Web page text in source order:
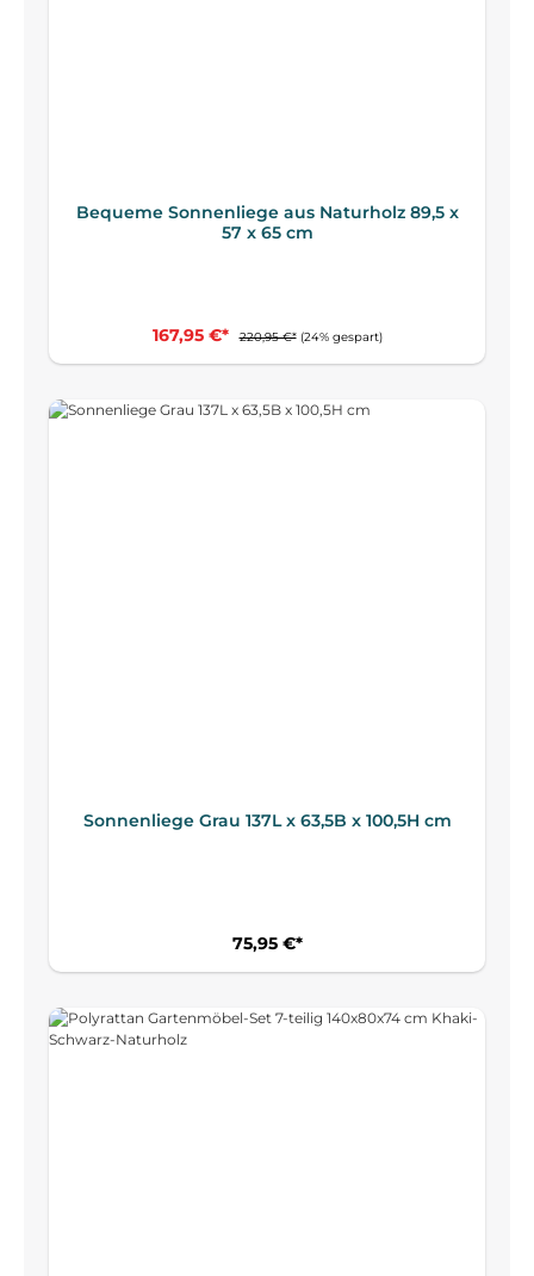
Bequeme Sonnenliege aus Naturholz 89,5 x
57 x 65 cm
167,95 €* 220,95 €* (24% gespart)
Sonnenliege Grau 137L x 63,5B x 100,5H cm
75,95 €*